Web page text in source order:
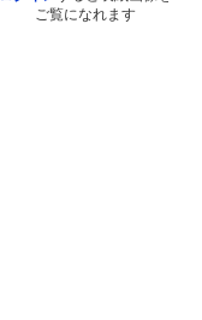
ご覧になれます